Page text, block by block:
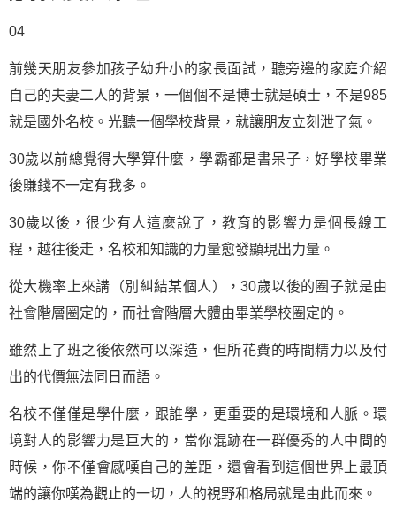
04
前幾天朋友參加孩子幼升小的家長面試，聽旁邊的家庭介紹
自己的夫妻二人的背景，一個個不是博士就是碩士，不是985
就是國外名校。光聽一個學校背景，就讓朋友立刻泄了氣。
30歲以前總覺得大學算什麼，學霸都是書呆子，好學校畢業
後賺錢不一定有我多。
30歲以後，很少有人這麼說了，教育的影響力是個長線工
程，越往後走，名校和知識的力量愈發顯現出力量。
從大機率上來講（別糾結某個人），30歲以後的圈子就是由
社會階層圈定的，而社會階層大體由畢業學校圈定的。
雖然上了班之後依然可以深造，但所花費的時間精力以及付
出的代價無法同日而語。
名校不僅僅是學什麼，跟誰學，更重要的是環境和人脈。環
境對人的影響力是巨大的，當你混跡在一群優秀的人中間的
時候，你不僅會感嘆自己的差距，還會看到這個世界上最頂
端的讓你嘆為觀止的一切，人的視野和格局就是由此而來。